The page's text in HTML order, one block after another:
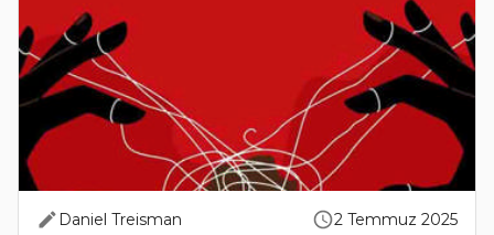
Daniel Treisman 2 Temmuz 2025